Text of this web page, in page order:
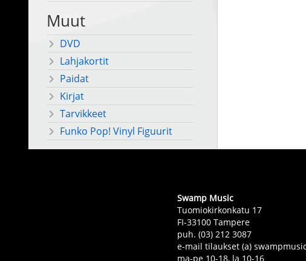
Muut
DVD
Lahjakortit
Paidat
Kirjat
Tarvikkeet
Funko Pop! Vinyl Figuurit
Swamp Music
Tuomiokirkonkatu 17
FI-33100 Tampere
puh. (03) 212 3087
e-mail tilaukset (a)
ma-pe 10-18, la 10-16